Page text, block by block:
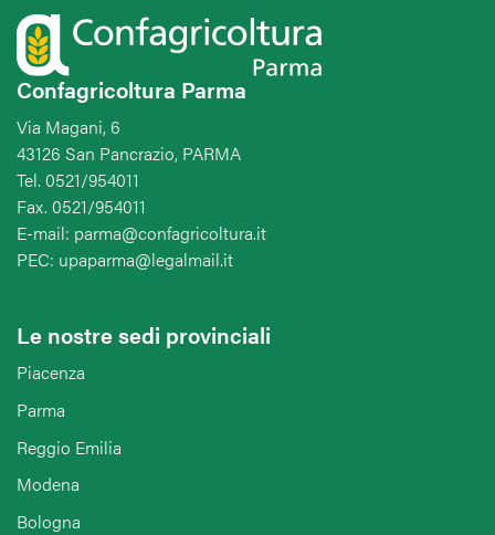
Confagricoltura Parma
Via Magani, 6
43126 San Pancrazio, PARMA
Tel. 0521/954011
Fax. 0521/954011
E-mail: parma@confagricoltura.it
PEC: upaparma@legalmail.it
Le nostre sedi provinciali
Piacenza
Parma
Reggio Emilia
Modena
Bologna